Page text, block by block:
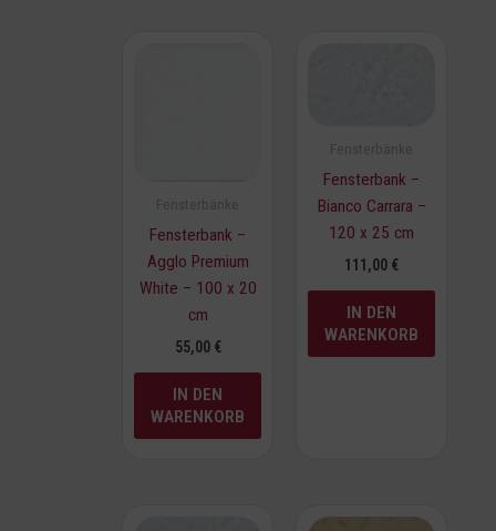
Fensterbank –
Agglo Premium
White – 100 x 20
cm
55,00 €
IN DEN
WARENKORB
Fensterbank –
Bianco Carrara –
120 x 25 cm
111,00 €
IN DEN
WARENKORB